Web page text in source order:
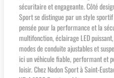
sécuritaire et engageante. Côté
Sport se distingue par un style
pensée pour la performance et la
multifonction, éclairage LED
modes de conduite ajustables et
ici un véhicule fiable, performant et
loisir. Chez Nadon Sport à Saint-